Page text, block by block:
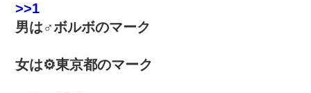
>>1
男は♂ボルボのマーク
女は⚙東京都のマーク